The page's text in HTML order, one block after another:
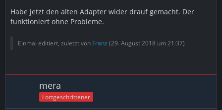
Habe jetzt den alten Adapter wider drauf gemacht. Der
funktioniert ohne Probleme.
Einmal editiert, zuletzt von Franz (29. August 2018 um 21:37)
mera
Fortgeschrittener